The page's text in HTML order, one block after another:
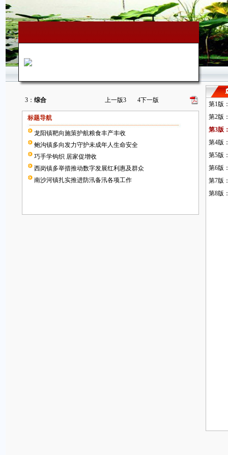
3： 综合 上一版3 4下一版
标题导航
龙阳镇靶向施策护航粮食丰产丰收
鲍沟镇多向发力守护未成年人生命安全
巧手学钩织 居家促增收
西岗镇多举措推动数字发展红利惠及群众
南沙河镇扎实推进防汛备汛各项工作
第1版
第2版
第3版
第4版
第5版
第6版
第7版
第8版